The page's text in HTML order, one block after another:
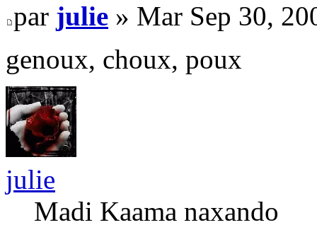
par julie » Mar Sep 30,
genoux, choux, poux
julie
Madi Kaama naxando